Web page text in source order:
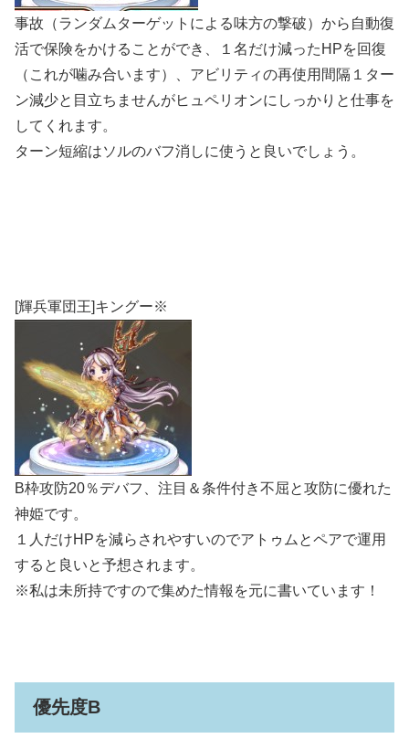
事故（ランダムターゲットによる味方の撃破）から自動復
活で保険をかけることができ、１名だけ減ったHPを回復
（これが噛み合います）、アビリティの再使用間隔１ター
ン減少と目立ちませんがヒュペリオンにしっかりと仕事を
してくれます。
ターン短縮はソルのバフ消しに使うと良いでしょう。
[輝兵軍団王]キングー※
B枠攻防20％デバフ、注目＆条件付き不屈と攻防に優れた
神姫です。
１人だけHPを減らされやすいのでアトゥムとペアで運用
すると良いと予想されます。
※私は未所持ですので集めた情報を元に書いています！
優先度B